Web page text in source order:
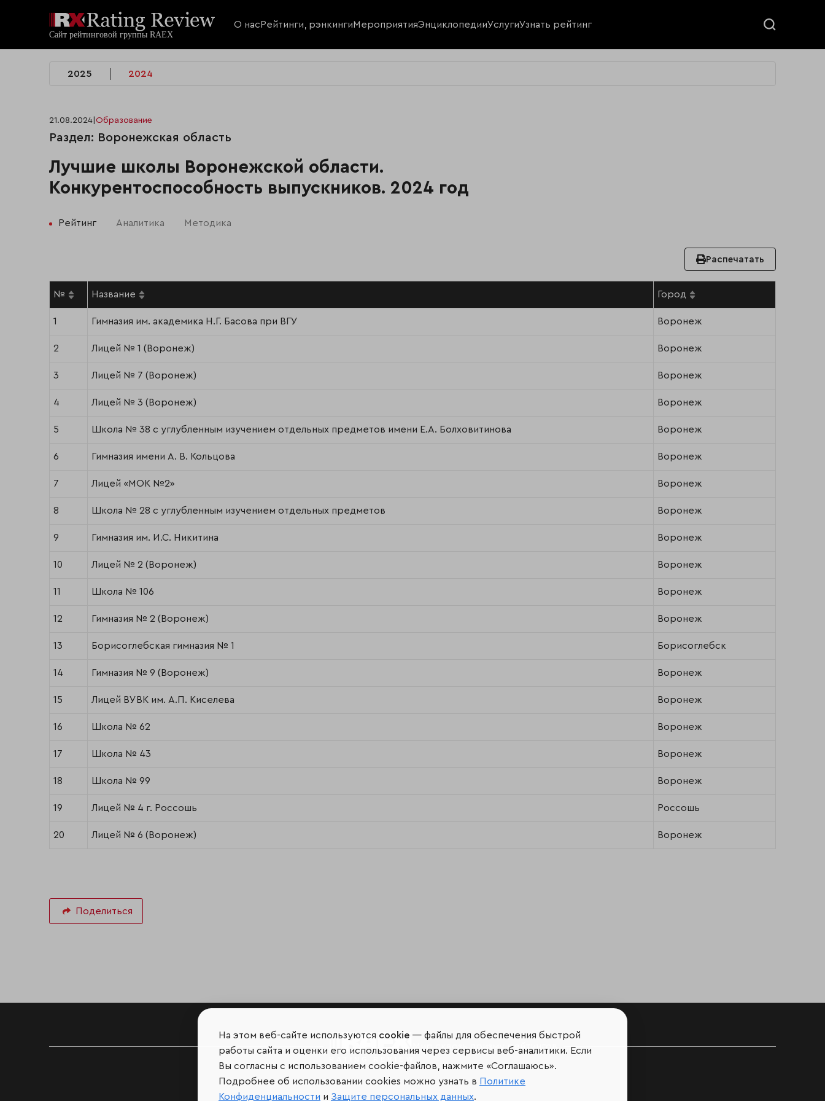
О нас Рейтинги, рэнкингиМероприятияЭнциклопедииУслугиУзнать рейтинг
2025 2024
21.08.2024 Образование
Раздел: Воронежская область
Лучшие школы Воронежской области.
Конкурентоспособность выпускников. 2024 год
Рейтинг Аналитика Методика
Распечатать
№ Название Город
1 Гимназия им. академика Н.Г. Басова при ВГУ Воронеж
2 Лицей № 1 (Воронеж) Воронеж
3 Лицей № 7 (Воронеж) Воронеж
4 Лицей № 3 (Воронеж) Воронеж
5 Школа № 38 с углубленным изучением отдельных предметов имени Е.А. Болховитинова Воронеж
6 Гимназия имени А. В. Кольцова Воронеж
7 Лицей «МОК №2» Воронеж
8 Школа № 28 с углубленным изучением отдельных предметов Воронеж
9 Гимназия им. И.С. Никитина Воронеж
10 Лицей № 2 (Воронеж) Воронеж
11 Школа № 106 Воронеж
12 Гимназия № 2 (Воронеж) Воронеж
13 Борисоглебская гимназия № 1 Борисоглебск
14 Гимназия № 9 (Воронеж) Воронеж
15 Лицей ВУВК им. А.П. Киселева Воронеж
16 Школа № 62 Воронеж
17 Школа № 43 Воронеж
18 Школа № 99 Воронеж
19 Лицей № 4 г. Россошь Россошь
20 Лицей № 6 (Воронеж) Воронеж
Поделиться
Мир сквозь призму рейтингов
На этом веб-сайте используются cookie — файлы для обеспечения быстрой
работы сайта и оценки его использования через сервисы веб-аналитики. Если
Вы согласны с использованием cookie-файлов, нажмите «Соглашаюсь».
Подробнее об использовании cookies можно узнать в Политике
Конфиденциальности и Защите персональных данных.